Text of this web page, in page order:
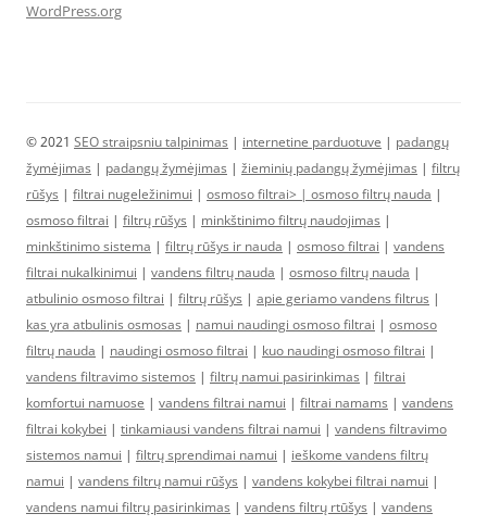
WordPress.org
© 2021 SEO straipsniu talpinimas | internetine parduotuve | padangų
žymėjimas | padangų žymėjimas | žieminių padangų žymėjimas | filtrų
rūšys | filtrai nugeležinimui | osmoso filtrai> | osmoso filtrų nauda |
osmoso filtrai | filtrų rūšys | minkštinimo filtrų naudojimas |
minkštinimo sistema | filtrų rūšys ir nauda | osmoso filtrai | vandens
filtrai nukalkinimui | vandens filtrų nauda | osmoso filtrų nauda |
atbulinio osmoso filtrai | filtrų rūšys | apie geriamo vandens filtrus |
kas yra atbulinis osmosas | namui naudingi osmoso filtrai | osmoso
filtrų nauda | naudingi osmoso filtrai | kuo naudingi osmoso filtrai |
vandens filtravimo sistemos | filtrų namui pasirinkimas | filtrai
komfortui namuose | vandens filtrai namui | filtrai namams | vandens
filtrai kokybei | tinkamiausi vandens filtrai namui | vandens filtravimo
sistemos namui | filtrų sprendimai namui | ieškome vandens filtrų
namui | vandens filtrų namui rūšys | vandens kokybei filtrai namui |
vandens namui filtrų pasirinkimas | vandens filtrų rtūšys | vandens